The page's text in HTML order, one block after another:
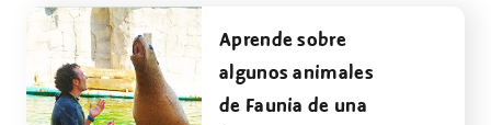
Aprende sobre
algunos animales
de Faunia de una